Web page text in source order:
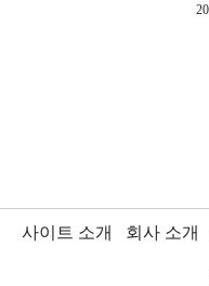
사이트 소개 회사 소개